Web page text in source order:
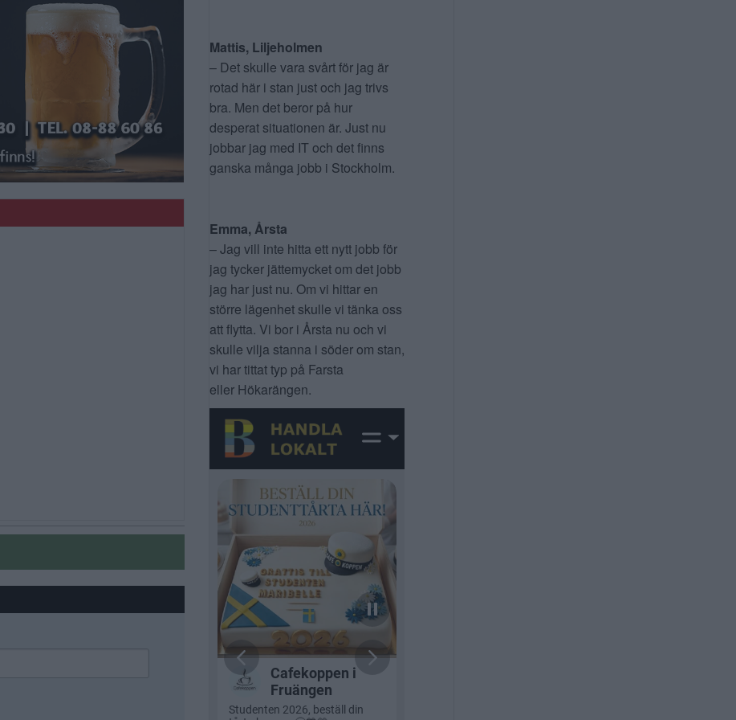
Mattis, Liljeholmen
– Det skulle vara svårt för jag är
rotad här i stan just och jag trivs
bra. Men det beror på hur
desperat situationen är. Just nu
jobbar jag med IT och det finns
ganska många jobb i Stockholm.
Emma, Årsta
– Jag vill inte hitta ett nytt jobb för
jag tycker jättemycket om det jobb
jag har just nu. Om vi hittar en
större lägenhet skulle vi tänka oss
att flytta. Vi bor i Årsta nu och vi
skulle vilja stanna i söder om stan,
vi har tittat typ på Farsta
eller Hökarängen.